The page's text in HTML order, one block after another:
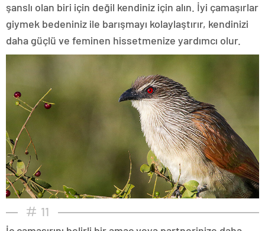
şanslı olan biri için değil kendiniz için alın. İyi çamaşırlar
giymek bedeniniz ile barışmayı kolaylaştırır, kendinizi
daha güçlü ve feminen hissetmenize yardımcı olur.
11